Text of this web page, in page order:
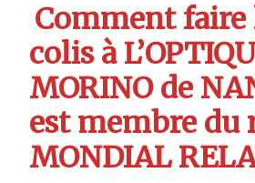
Comment
colis à
MORINO de
est membre du
MONDIAL